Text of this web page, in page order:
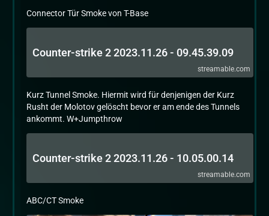
Connector Tür Smoke von T-Base
Counter-strike 2 2023.11.26 - 09.45.39.09
streamable.com
Kurz Tunnel Smoke. Hiermit wird für denjenigen der Kurz
Rusht der Molotov gelöscht bevor er am ende des Tunnels
ankommt. W+Jumpthrow
Counter-strike 2 2023.11.26 - 10.05.00.14
streamable.com
ABC/CT Smoke